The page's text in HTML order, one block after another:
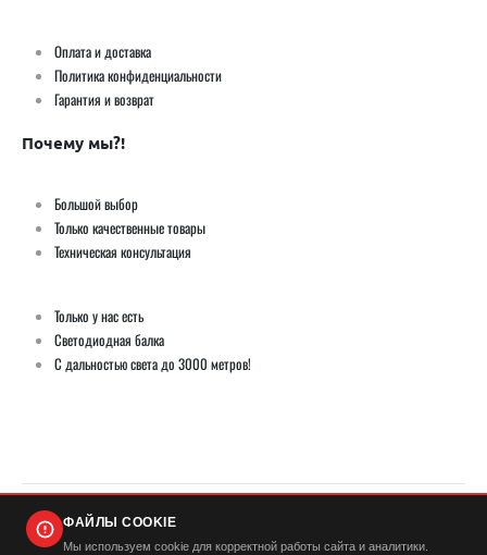
Оплата и доставка
Политика конфиденциальности
Гарантия и возврат
Почему мы?!
Большой выбор
Только качественные товары
Техническая консультация
Только у нас есть
Светодиодная балка
С дальностью света до 3000 метров!
© Демич ИП (ИНН 501724446420) / Мистер Андерсон 2026. Все права защищены
ФАЙЛЫ COOKIE
Мы используем cookie для корректной работы сайта и аналитики.